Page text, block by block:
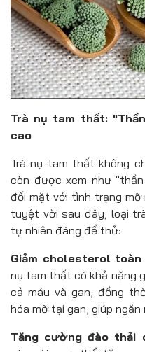
Trà nụ tam thất:
cao
Trà nụ tam thất không
còn được xem như
đối mặt với tình trạng mỡ
tuyệt vời sau đây, loại
tự nhiên đáng để thử:
Giảm cholesterol toàn
nụ tam thất có khả năng
cả máu và gan, đồng
hóa mỡ tại gan, giúp
Tăng cường đào thải